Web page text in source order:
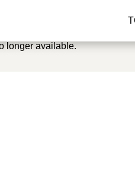
longer available.